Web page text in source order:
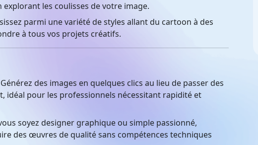
les coulisses de votre image.
parmi une variété de styles allant du cartoon à des
à tous vos projets créatifs.
des images en quelques clics au lieu de passer des
idéal pour les professionnels nécessitant rapidité et
soyez designer graphique ou simple passionné,
des œuvres de qualité sans compétences techniques